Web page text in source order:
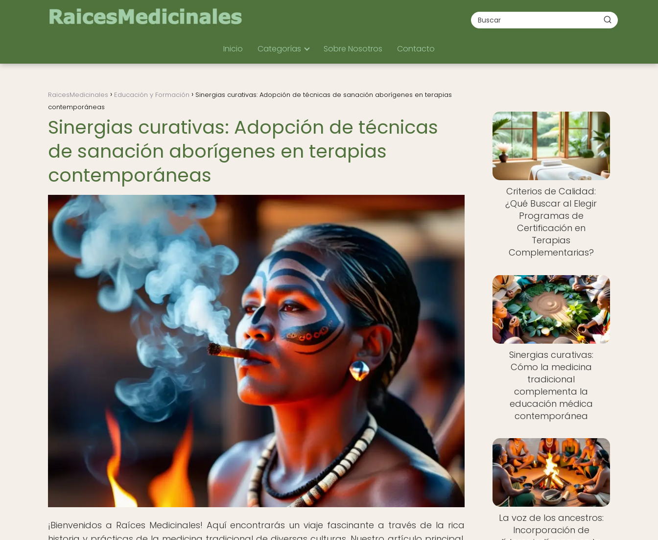
Inicio Categorías Sobre Nosotros Contacto
RaicesMedicinales Educación y Formación
Sinergias curativas: Adopción de técnicas de sanación aborígenes en terapias
contemporáneas
Sinergias curativas: Adopción de técnicas
de sanación aborígenes en terapias
contemporáneas
¡Bienvenidos a Raíces Medicinales! Aquí encontrarás un viaje fascinante a través de la rica
Criterios de Calidad:
¿Qué Buscar al Elegir
Programas de
Certificación en
Terapias
Complementarias?
Sinergias curativas:
Cómo la medicina
tradicional
complementa la
educación médica
contemporánea
La voz de los ancestros:
Incorporación de